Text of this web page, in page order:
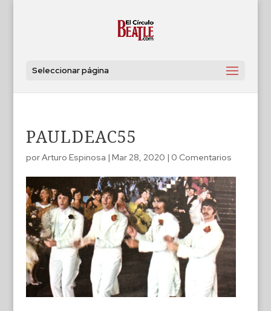
Seleccionar página
PAULDEAC55
porArturo Espinosa | Mar 28, 2020 | 0 Comentarios